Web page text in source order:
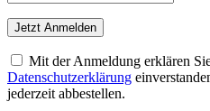
Mit der Anmeldung erklären
Datenschutzerklärung
jederzeit abbestellen.